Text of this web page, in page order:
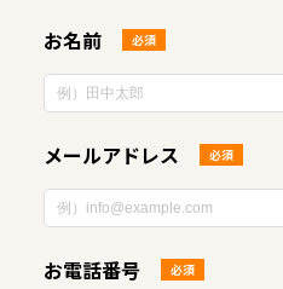
お名前 必須
メールアドレス 必須
お電話番号 必須